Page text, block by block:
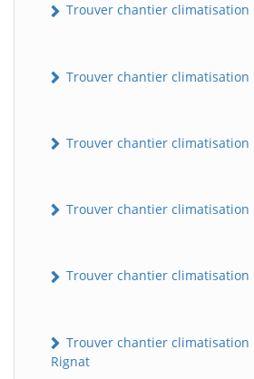
Trouver chantier climatisation
Trouver chantier climatisation
Trouver chantier climatisation
Trouver chantier climatisation
Trouver chantier climatisation
Trouver chantier climatisation
Rignat